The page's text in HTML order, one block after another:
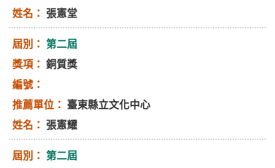
張憲堂
第二屆
銅質獎
臺東縣立文化中心
張憲耀
第二屆